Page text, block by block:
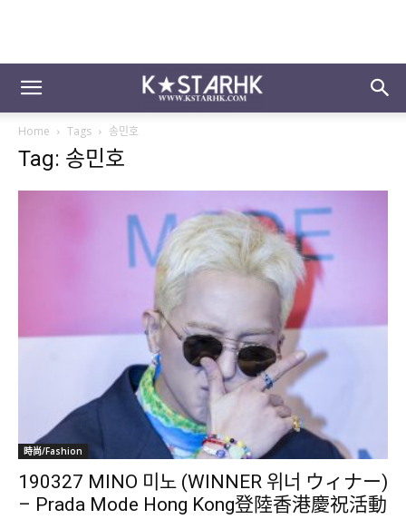
Home Tags 송민호
Tag: 송민호
時尚/Fashion
190327 MINO 미노 (WINNER 위너 ウィナー)
– Prada Mode Hong Kong登陸香港慶祝活動